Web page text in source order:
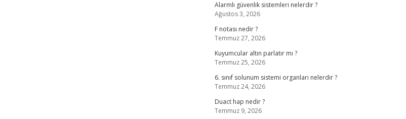
Alarmlı güvenlik sistemleri nelerdir ?
Ağustos 3, 2026
F notası nedir ?
Temmuz 27, 2026
Kuyumcular altın parlatır mı ?
Temmuz 25, 2026
6. sınıf solunum sistemi organları nelerdir ?
Temmuz 24, 2026
Duact hap nedir ?
Temmuz 9, 2026